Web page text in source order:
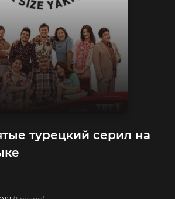
турецкий серил на